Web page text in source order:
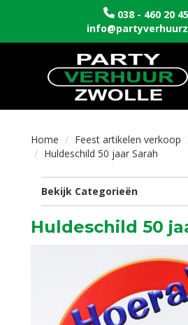
038 - 460 20 45
Home Feest artikelen verkoop
Huldeschild 50 jaar Sarah
Bekijk Categorieën
Huldeschild 50